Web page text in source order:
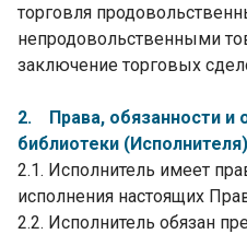
торговля
непродовольственными
заключение торговых
2. Права, обязанности и
библиотеки (Исполнителя)
2.1. Исполнитель имеет
исполнения настоящих
2.2. Исполнитель обязан